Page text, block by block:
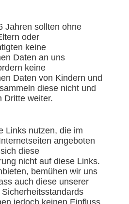
Jahren sollten ohne
oder
keine
Daten an uns
keine
Daten von Kindern und
diese nicht und
Dritte weiter.
Links nutzen, die im
angeboten
diese
nicht auf diese Links.
bemühen wir uns
auch diese unserer
jedoch keinen Einfluss